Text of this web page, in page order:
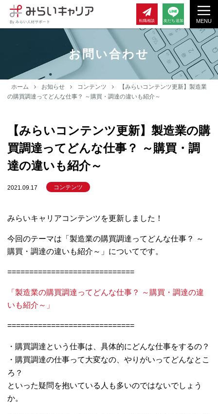
MENU
転職相談 友だち追加
お問い合わせ
ホーム お知らせ コンテンツ
【みらいコンテンツ更新】製造業
の購買調達ってどんな仕事？ ～購買・調達の違いも紹介～
【みらいコンテンツ更新】製造業の購
買調達ってどんな仕事？ ～購買・調
達の違いも紹介～
2021.09.17 コンテンツ
みらいキャリアコンテンツを更新しました！
今回のテーマは「製造業の購買調達ってどんな仕事？ ～
購買・調達の違いも紹介～」についてです。
=============================
「製造業の購買調達ってどんな仕事？ ～購買・調達の違
いも紹介～」
=============================
・購買調達という仕事は、具体的にどんな仕事をするの？
・購買調達の仕事って大変なの、やりがいってどんなとこ
ろ？
といった疑問を抱いている人も多いのではないでしょう
か。